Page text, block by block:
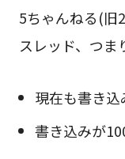
5ちゃんねる(旧
スレッド、つま
現在も書き
書き込みが